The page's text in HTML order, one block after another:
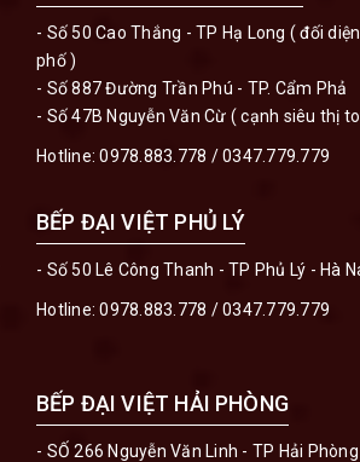
- Số 50 Cao Thắng - TP Hạ Long ( đối
phố )
- Số 887 Đường Trần Phú - TP. Cẩm Phả
- Số 47B Nguyễn Văn Cừ ( cạnh siêu thị
Hotline:0978.883.778 /0347.779.779
BẾP ĐẠI VIỆT PHỦ LÝ
- Số 50 Lê Công Thanh - TP Phủ Lý - Hà
Hotline:0978.883.778 /0347.779.779
BẾP ĐẠI VIỆT HẢI PHÒNG
- SỐ 266 Nguyễn Văn Linh - TP Hải Phòng